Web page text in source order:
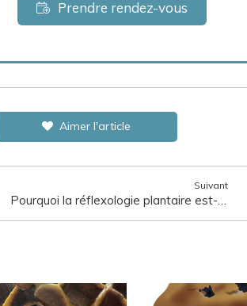
Prendre rendez-vous
Aimer l'article
Suivant